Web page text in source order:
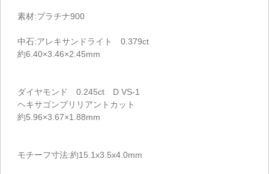
素材:プラチナ900
中石:アレキサンドライト 0.379ct
約6.40×3.46×2.45mm
ダイヤモンド 0.245ct D VS-1
ヘキサゴンブリリアントカット
約5.96×3.67×1.88mm
モチーフ寸法:約15.1x3.5x4.0mm